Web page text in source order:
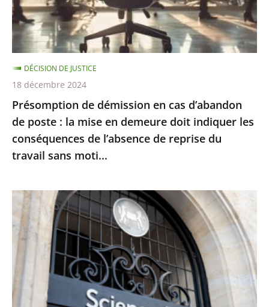
de
poste
:
la
mise
en
demeure
doit
indiquer
les
de
l’absence
de
reprise
du
travail
sans
Présomption de démission en cas d’abandon
de poste : la mise en demeure doit indiquer les
conséquences de l’absence de reprise du
travail sans moti...
DÉCISION DE JUSTICE
18 décembre 2024
Le
juge
des
référés
du
Conseil
d’État